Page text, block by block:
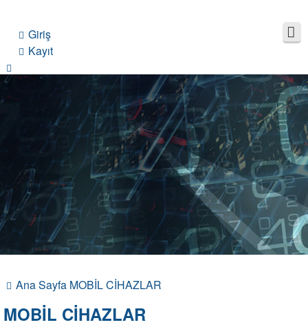
Giriş
Kayıt
Ana Sayfa MOBİL CİHAZLAR
MOBİL CİHAZLAR